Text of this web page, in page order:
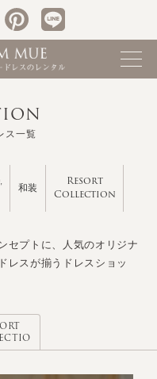
ス一覧
和装
Resort
Collection
セプトに、人気のオリジナ
レスが揃うドレスショッ